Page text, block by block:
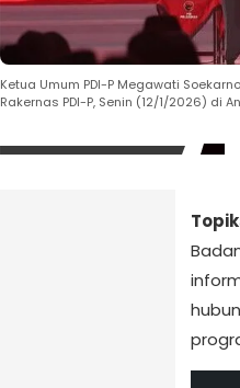
Ketua Umum PDI-P Megawati
Rakernas PDI-P, Senin (12/1/2026) di